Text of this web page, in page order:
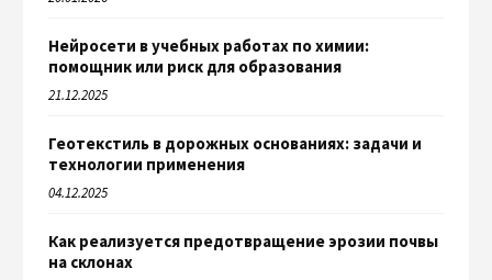
Нейросети в учебных работах по химии:
помощник или риск для образования
21.12.2025
Геотекстиль в дорожных основаниях: задачи и
технологии применения
04.12.2025
Как реализуется предотвращение эрозии почвы
на склонах